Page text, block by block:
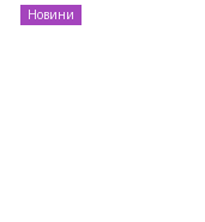
Новини